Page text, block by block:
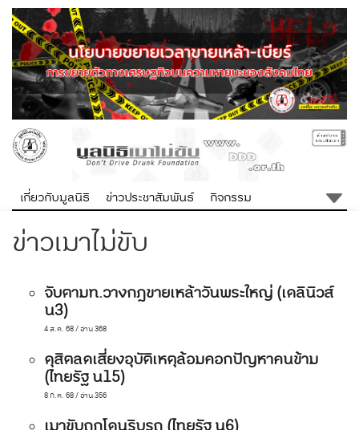
เกี่ยวกับมูลนิธิ ข่าวประชาสัมพันธ์ กิจกรรม
ข่าวเมาไม่ขับ
จับตามท.วางกฎขายเหล้าวันพระใหญ่ (เดลินิวส์
น3)
4 ส.ค. 68 / อ่าน 368
ดุสิตลดเสี่ยงอุบัติเหตุล้อมคอกปัญหาคนข้าม
(ไทยรัฐ น15)
8 ก.ค. 68 / อ่าน 356